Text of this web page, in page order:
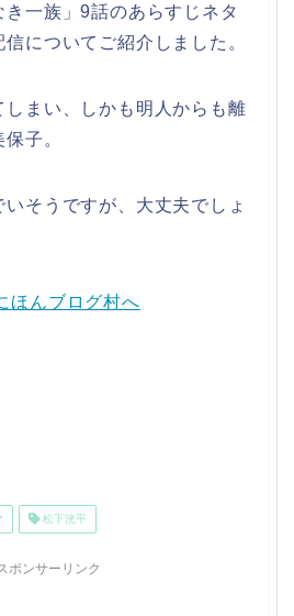
き一族」9話のあらすじネタ
についてご紹介しました。
まい、しかも明人からも離
子。
そうですが、大丈夫でしょ
松下洸平
ポンサーリンク